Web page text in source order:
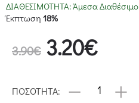
ΔΙΑΘΕΣΙΜΟΤΗΤΑ:Άμεσα Διαθέσιμο
Έκπτωση 18%
3.90€ 3.20€
ΠΟΣΟΤΗΤΑ: